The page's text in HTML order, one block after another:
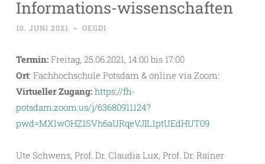
Informations-wissenschaften
10. JUNI 2021 ~ OEGDI
Termin: Freitag, 25.06.2021, 14:00 bis 17:00
Ort: Fachhochschule Potsdam & online via Zoom:
Virtueller Zugang: https://fh-
potsdam.zoom.us/j/63680911124?
pwd=MXlwOHZ1SVh6aURqeVJIL1ptUEdHUT09
Ute Schwens, Prof. Dr. Claudia Lux, Prof. Dr. Rainer